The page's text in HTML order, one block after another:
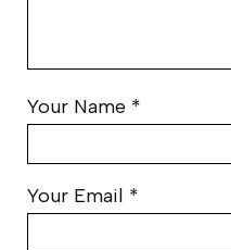
Your Name *
Your Email *